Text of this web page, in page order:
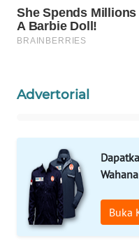
Advertorial
Buka
WAHANA
HEALTH
WISATA
WAHANA
Wahana
Network
KONSUMEN